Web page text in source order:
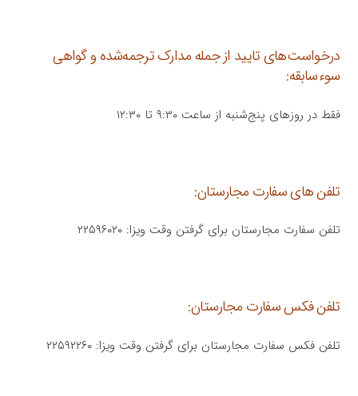
درخواست‌های تایید از جمله مدارک ترجمه‌شده و گواهی
سوءسابقه:
فقط در روزهای پنج‌شنبه از ساعت ۹:۳۰ تا ۱۲:۳۰
تلفن های سفارت مجارستان:
تلفن سفارت مجارستان برای گرفتن وقت ویزا: ۲۲۵۹۶۰۲۰
تلفن فکس سفارت مجارستان:
تلفن فکس سفارت مجارستان برای گرفتن وقت ویزا: ۲۲۵۹۲۲۶۰